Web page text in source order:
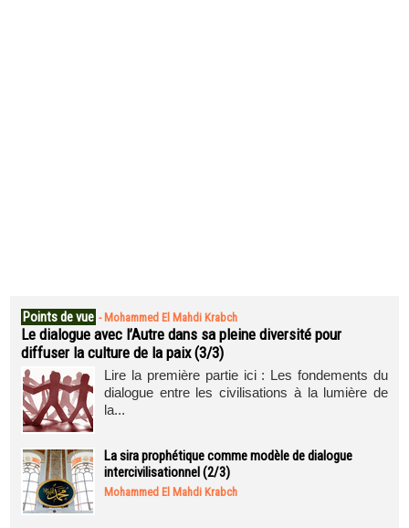
Points de vue - Mohammed El Mahdi Krabch
Le dialogue avec l’Autre dans sa pleine diversité pour
diffuser la culture de la paix (3/3)
Lire la première partie ici : Les fondements du
dialogue entre les civilisations à la lumière de
la...
La sira prophétique comme modèle de dialogue
intercivilisationnel (2/3)
Mohammed El Mahdi Krabch